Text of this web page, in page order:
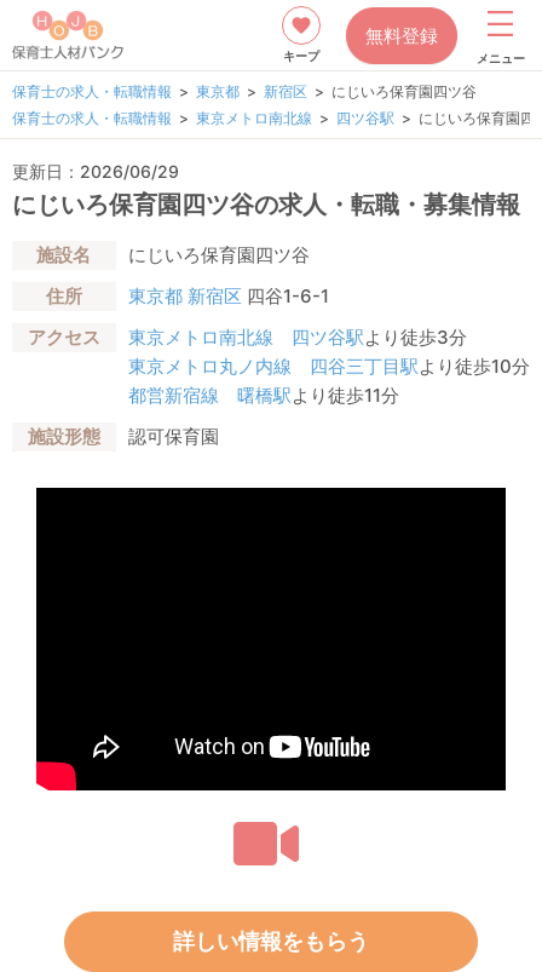
キープ
無料登録
メニュー
保育士の求人・転職情報 東京都 新宿区
にじいろ保育園四ツ谷
保育士の求人・転職情報
東京メトロ南北線 四ツ谷駅 にじいろ保育園四
更新日：2026/06/29
にじいろ保育園四ツ谷の求人・転職・募集情報
施設名
にじいろ保育園四ツ谷
住所
東京都 新宿区 四谷1-6-1
アクセス
東京メトロ南北線 四ツ谷駅より徒歩3分
東京メトロ丸ノ内線
四谷三丁目駅より徒歩10分
都営新宿線
曙橋駅より徒歩11分
施設形態
認可保育園
詳しい情報をもらう